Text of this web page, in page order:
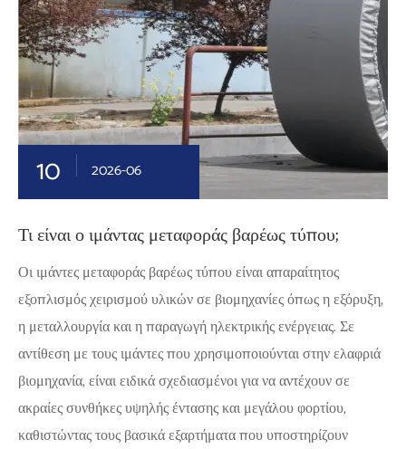
10 2026-06
Τι είναι ο ιμάντας μεταφοράς βαρέως τύπου;
Οι ιμάντες μεταφοράς βαρέως τύπου είναι απαραίτητος
εξοπλισμός χειρισμού υλικών σε βιομηχανίες όπως η εξόρυξη,
η μεταλλουργία και η παραγωγή ηλεκτρικής ενέργειας. Σε
αντίθεση με τους ιμάντες που χρησιμοποιούνται στην ελαφριά
βιομηχανία, είναι ειδικά σχεδιασμένοι για να αντέχουν σε
ακραίες συνθήκες υψηλής έντασης και μεγάλου φορτίου,
καθιστώντας τους βασικά εξαρτήματα που υποστηρίζουν